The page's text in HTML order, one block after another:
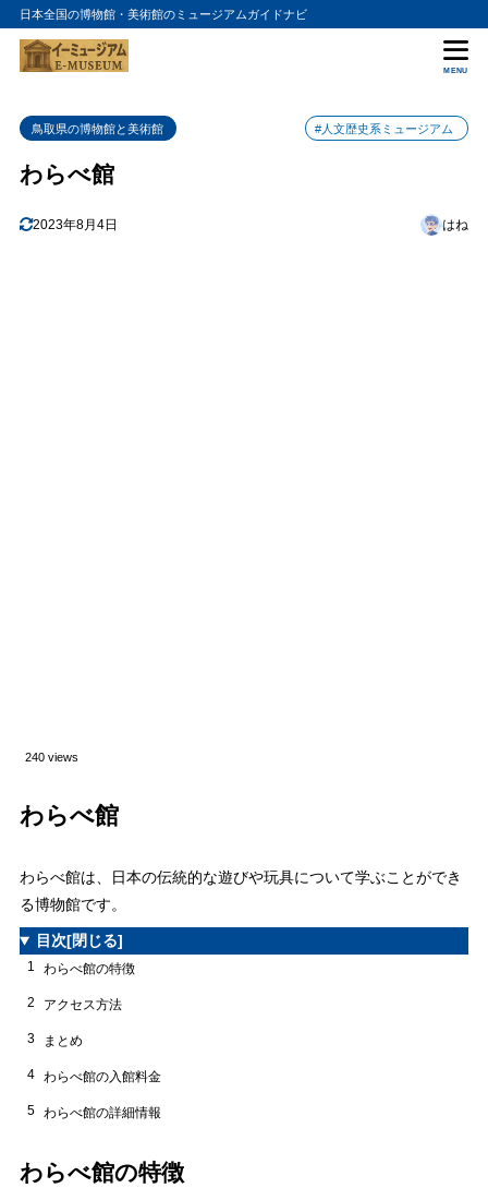
日本全国の博物館・美術館のミュージアムガイドナビ
MENU
鳥取県の博物館と美術館 #人文歴史系ミュージアム
わらべ館
2023年8月4日 はね
240 views
わらべ館
わらべ館は、日本の伝統的な遊びや玩具について学ぶことができ
る博物館です。
目次[閉じる]
1 わらべ館の特徴
2 アクセス方法
3 まとめ
4 わらべ館の入館料金
5 わらべ館の詳細情報
わらべ館の特徴
目次
1 わらべ館の特徴
3 まとめ
4 わらべ館の入館料金